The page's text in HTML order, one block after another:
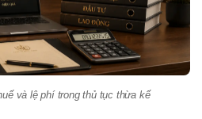
và lệ phí trong thủ tục thừa kế